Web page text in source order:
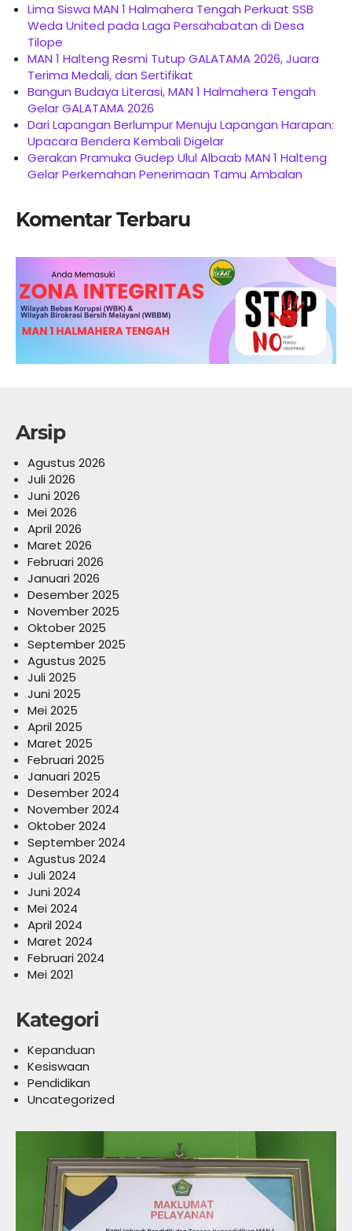
Lima Siswa MAN 1 Halmahera Tengah Perkuat SSB
Weda United pada Laga Persahabatan di Desa
Tilope
MAN 1 Halteng Resmi Tutup GALATAMA 2026, Juara
Terima Medali, dan Sertifikat
Bangun Budaya Literasi, MAN 1 Halmahera Tengah
Gelar GALATAMA 2026
Dari Lapangan Berlumpur Menuju Lapangan Harapan:
Upacara Bendera Kembali Digelar
Gerakan Pramuka Gudep Ulul Albaab MAN 1 Halteng
Gelar Perkemahan Penerimaan Tamu Ambalan
Komentar Terbaru
Arsip
Agustus 2026
Juli 2026
Juni 2026
Mei 2026
April 2026
Maret 2026
Februari 2026
Januari 2026
Desember 2025
November 2025
Oktober 2025
September 2025
Agustus 2025
Juli 2025
Juni 2025
Mei 2025
April 2025
Maret 2025
Februari 2025
Januari 2025
Desember 2024
November 2024
Oktober 2024
September 2024
Agustus 2024
Juli 2024
Juni 2024
Mei 2024
April 2024
Maret 2024
Februari 2024
Mei 2021
Kategori
Kepanduan
Kesiswaan
Pendidikan
Uncategorized